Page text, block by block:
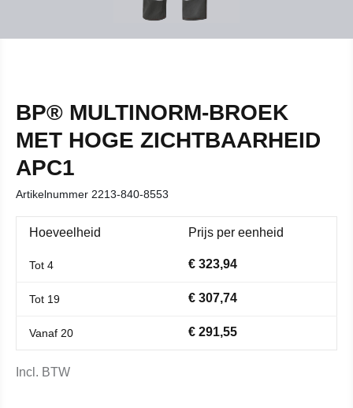
BP® MULTINORM-BROEK
MET HOGE ZICHTBAARHEID
APC1
Artikelnummer 2213-840-8553
Hoeveelheid Prijs per eenheid
Tot 4 € 323,94
Tot 19 € 307,74
Vanaf 20 € 291,55
Incl. BTW